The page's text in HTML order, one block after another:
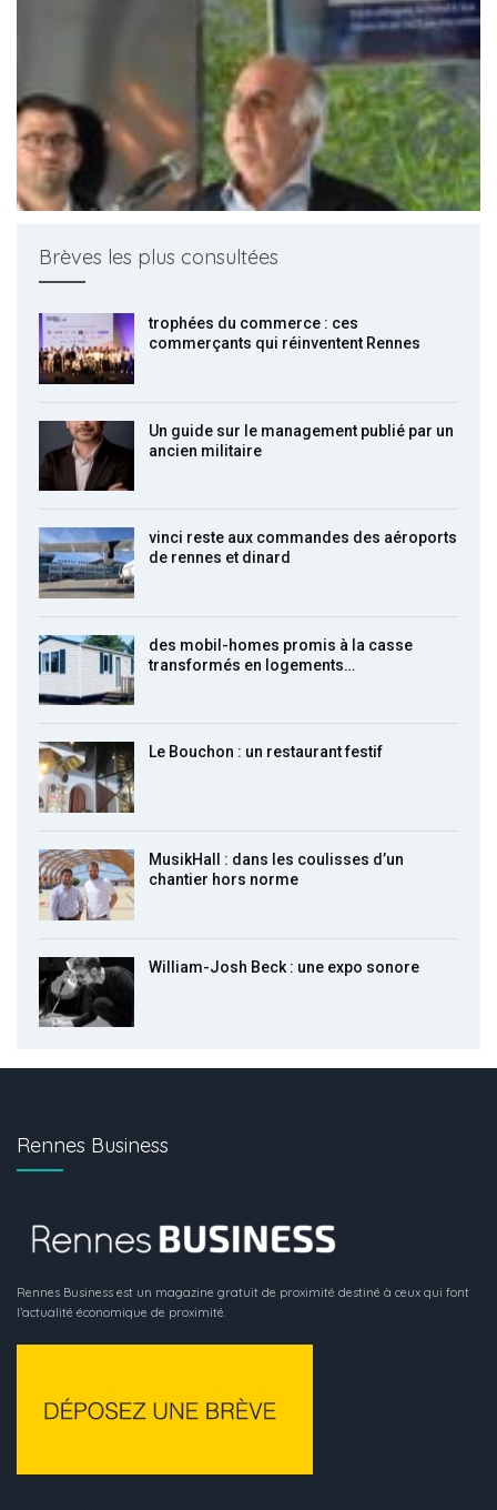
Brèves les plus consultées
trophées du commerce : ces
commerçants qui réinventent Rennes
Un guide sur le management publié par un
ancien militaire
vinci reste aux commandes des aéroports
de rennes et dinard
des mobil-homes promis à la casse
transformés en logements…
Le Bouchon : un restaurant festif
MusikHall : dans les coulisses d’un
chantier hors norme
William-Josh Beck : une expo sonore
Rennes Business
Rennes Business est un magazine gratuit de proximité destiné à ceux qui font
l’actualité économique de proximité.